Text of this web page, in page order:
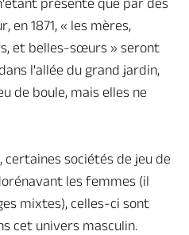
présente que par des
en 1871, « les mères,
et belles-sœurs » seront
l'allée du grand jardin,
de boule, mais elles ne
certaines sociétés de jeu de
les femmes (il
mixtes), celles-ci sont
cet univers masculin.